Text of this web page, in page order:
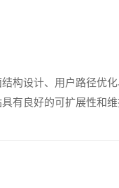
构设计、用户路径优
有良好的可扩展性和维